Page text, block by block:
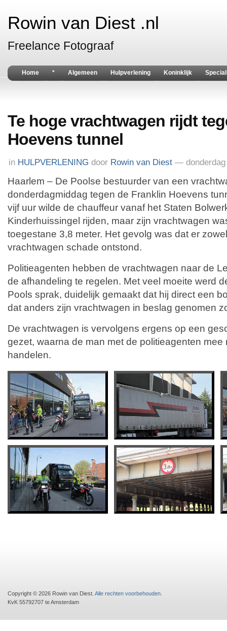
Rowin van Diest .nl
Freelance Fotograaf
Home * Algemeen Hulpverlening Koninklijk
Te hoge vrachtwagen rijdt
Hoevens tunnel
in HULPVERLENING door Rowin van Diest — donderdag
Haarlem – De Poolse bestuurder van een
donderdagmiddag tegen de Franklin Hoevens
vijf uur wilde de chauffeur vanaf het Staten
Kinderhuissingel rijden, maar zijn vrachtwagen
toegestane 3,8 meter. Het gevolg was dat er
vrachtwagen schade ontstond.
Politieagenten hebben de vrachtwagen naar de
de afhandeling te regelen. Met veel moeite werd
Pools sprak, duidelijk gemaakt dat hij direct een
dat anders zijn vrachtwagen in beslag genomen
De vrachtwagen is vervolgens ergens op een
gezet, waarna de man met de politieagenten mee
handelen.
Copyright © 2026 Rowin van Diest. Alle rechten voorbehouden
KvK 55792707 te Amsterdam